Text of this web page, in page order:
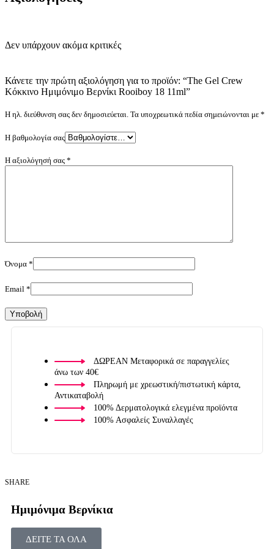
Δεν υπάρχουν ακόμα κριτικές
Κάνετε την πρώτη αξιολόγηση για το προϊόν: “The Gel Crew
Κόκκινο Ημιμόνιμο Βερνίκι Rooiboy 18 11ml”
Η ηλ. διεύθυνση σας δεν δημοσιεύεται. Τα υποχρεωτικά πεδία σημειώνονται με *
Η βαθμολογία σας
Η αξιολόγησή σας *
Όνομα *
Email *
ΔΩΡΕΑΝ Μεταφορικά σε παραγγελίες
άνω των 40€
Πληρωμή με χρεωστική/πιστωτική κάρτα,
Αντικαταβολή
100% Δερματολογικά ελεγμένα προϊόντα
100% Ασφαλείς Συναλλαγές
SHARE
Ημιμόνιμα Βερνίκια
ΔΕΙΤΕ ΤΑ ΟΛΑ